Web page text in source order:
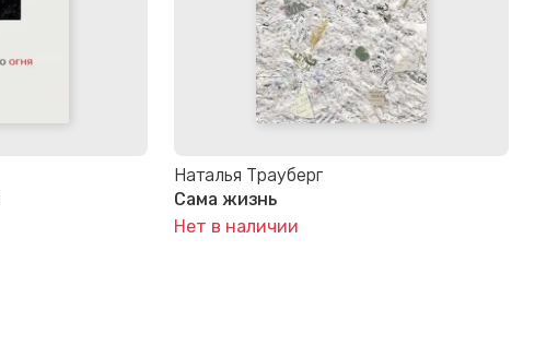
Наталья Трауберг
Сама жизнь
Нет в наличии